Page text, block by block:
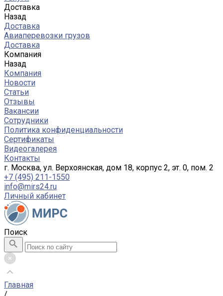
Доставка
Назад
Доставка
Авиаперевозки грузов
Доставка
Компания
Назад
Компания
Новости
Статьи
Отзывы
Вакансии
Сотрудники
Политика конфиденциальности
Сертификаты
Видеогалерея
Контакты
г. Москва, ул. Верхоянская, дом 18, корпус 2, эт. 0, пом. 2
+7 (495) 211-1550
info@mirs24.ru
Личный кабинет
Поиск
Главная